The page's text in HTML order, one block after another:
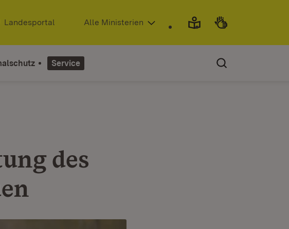
Extern:
Landesportal (Öffnet in neuem Fenster)
Alle Ministerien
Service
des